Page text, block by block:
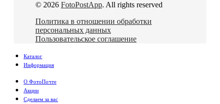
© 2026 FotoPostApp. All rights reserved
Политика в отношении обработки
персональных данных
Пользовательское соглашение
Каталог
Информация
О ФотоПочте
Акции
Сделаем за вас